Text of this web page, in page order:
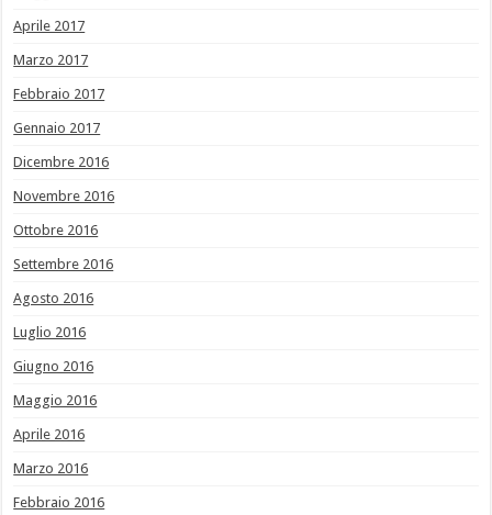
Aprile 2017
Marzo 2017
Febbraio 2017
Gennaio 2017
Dicembre 2016
Novembre 2016
Ottobre 2016
Settembre 2016
Agosto 2016
Luglio 2016
Giugno 2016
Maggio 2016
Aprile 2016
Marzo 2016
Febbraio 2016